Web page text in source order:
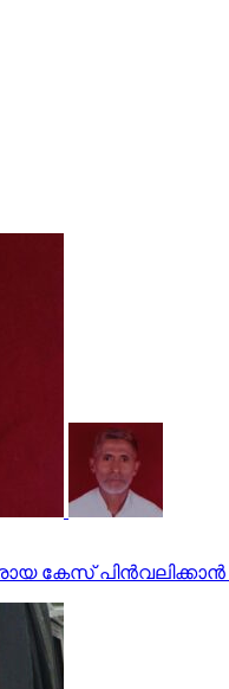
കേസ് പിന്‍വലിക്കാന്‍